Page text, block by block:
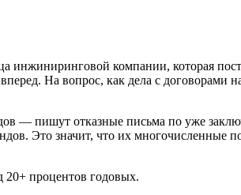
инжиниринговой компании, которая
На вопрос, как дела с договорами
— пишут отказные письма по уже
Это значит, что их многочисленные
20+ процентов годовых.